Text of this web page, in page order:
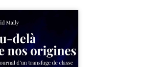
un milieu populaire où
tenaient lieu de
David a choisi la
Très tôt, l’école et les
deviennent ses armes de